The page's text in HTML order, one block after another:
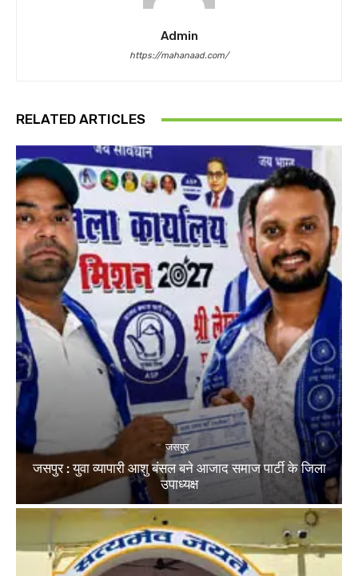
Admin
https://mahanaad.com/
RELATED ARTICLES
जसपुर
जसपुर : युवा व्यापारी आशु बंसल बने आजाद समाज पार्टी के जिला
उपाध्यक्ष